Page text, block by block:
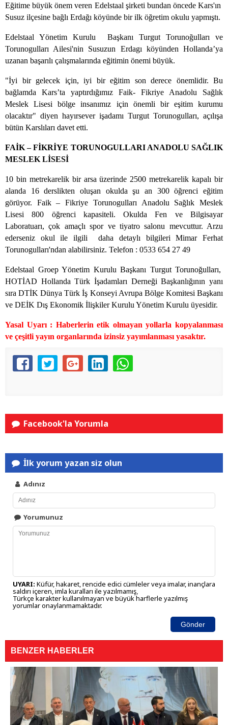
Eğitime büyük önem veren Edelstaal şirketi bundan öncede Kars'ın
Susuz ilçesine bağlı Erdağı köyünde bir ilk öğretim okulu yapmıştı.
Edelstaal Yönetim Kurulu Başkanı Turgut Torunoğulları ve
Torunogulları Ailesi'nin Susuzun Erdagı köyünden Hollanda’ya
uzanan başarılı çalışmalarında eğitimin önemi büyük.
"İyi bir gelecek için, iyi bir eğitim son derece önemlidir. Bu
bağlamda Kars’ta yaptırdığımız Faik- Fikriye Anadolu Sağlık
Meslek Lisesi bölge insanımız için önemli bir eşitim kurumu
olacaktır" diyen hayırsever işadamı Turgut Torunogulları, açılışa
bütün Karslıları davet etti.
FAİK – FİKRİYE TORUNOGULLARI ANADOLU SAĞLIK
MESLEK LİSESİ
10 bin metrekarelik bir arsa üzerinde 2500 metrekarelik kapalı bir
alanda 16 derslikten oluşan okulda şu an 300 öğrenci eğitim
görüyor. Faik – Fikriye Torunogulları Anadolu Sağlık Meslek
Lisesi 800 öğrenci kapasiteli. Okulda Fen ve Bilgisayar
Laboratuarı, çok amaçlı spor ve tiyatro salonu mevcuttur. Arzu
ederseniz okul ile ilgili daha detaylı bilgileri Mimar Ferhat
Torunogulları'ndan alabilirsiniz. Telefon : 0533 654 27 49
Edelstaal Groep Yönetim Kurulu Başkanı Turgut Torunoğulları,
HOTİAD Hollanda Türk İşadamları Derneği Başkanlığının yanı
sıra DTİK Dünya Türk İş Konseyi Avrupa Bölge Komitesi Başkanı
ve DEİK Dış Ekonomik İlişkiler Kurulu Yönetim Kurulu üyesidir.
Yasal Uyarı : Haberlerin etik olmayan yollarla kopyalanması
ve çeşitli yayın organlarında izinsiz yayımlanması yasaktır.
Facebook'la Yorumla
İlk yorum yazan siz olun
Adınız
Yorumunuz
UYARI: Küfür, hakaret, rencide edici cümleler veya imalar, inançlara
saldırı içeren, imla kuralları ile yazılmamış,
Türkçe karakter kullanılmayan ve büyük harflerle yazılmış
yorumlar onaylanmamaktadır.
Gönder
BENZER HABERLER